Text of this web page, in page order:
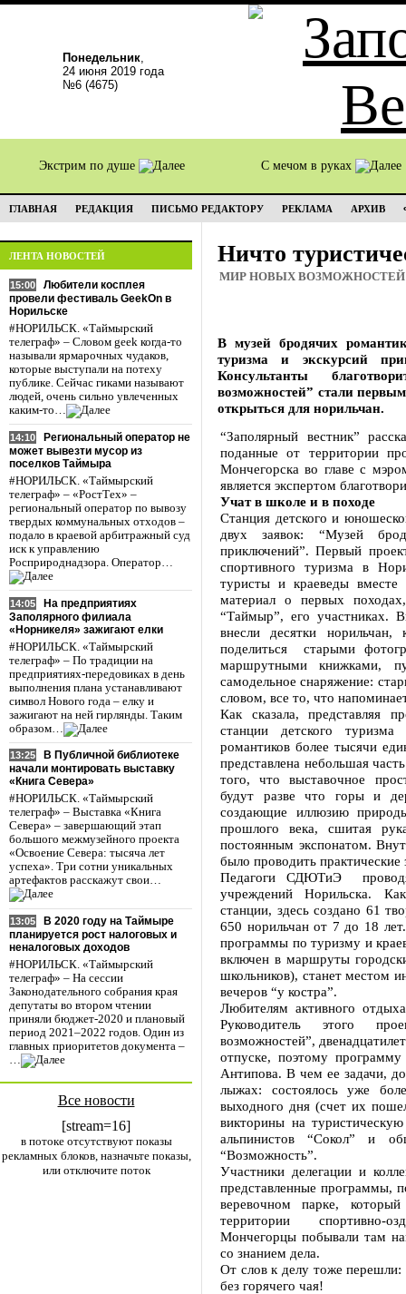
Понедельник,
24 июня 2019 года
№6 (4675)
Экстрим по душе С мечом в руках
ГЛАВНАЯ РЕДАКЦИЯ ПИСЬМО РЕДАКТОРУ РЕКЛАМА АРХИВ
ЛЕНТА НОВОСТЕЙ
15:00
Любители косплея
провели фестиваль GeekOn в
Норильске
#НОРИЛЬСК. «Таймырский
телеграф» – Словом geek когда-то
называли ярмарочных чудаков,
которые выступали на потеху
публике. Сейчас гиками называют
людей, очень сильно увлеченных
каким-то…
14:10
Региональный оператор не
может вывезти мусор из
поселков Таймыра
#НОРИЛЬСК. «Таймырский
телеграф» – «РостТех» –
региональный оператор по вывозу
твердых коммунальных отходов –
подало в краевой арбитражный суд
иск к управлению
Росприроднадзора. Оператор…
14:05
На предприятиях
Заполярного филиала
«Норникеля» зажигают елки
#НОРИЛЬСК. «Таймырский
телеграф» – По традиции на
предприятиях-передовиках в день
выполнения плана устанавливают
символ Нового года – елку и
зажигают на ней гирлянды. Таким
образом…
13:25
В Публичной библиотеке
начали монтировать выставку
«Книга Севера»
#НОРИЛЬСК. «Таймырский
телеграф» – Выставка «Книга
Севера» – завершающий этап
большого межмузейного проекта
«Освоение Севера: тысяча лет
успеха». Три сотни уникальных
артефактов расскажут свои…
13:05
В 2020 году на Таймыре
планируется рост налоговых и
неналоговых доходов
#НОРИЛЬСК. «Таймырский
телеграф» – На сессии
Законодательного собрания края
депутаты во втором чтении
приняли бюджет-2020 и плановый
период 2021–2022 годов. Один из
главных приоритетов документа –
…
Все новости
[stream=16]
в потоке отсутствуют показы
рекламных блоков, назначьте показы,
или отключите поток
Ничто
МИР НОВЫХ ВОЗМОЖНОСТЕЙ
В музей бродячих
туризма и экскурсий
Консультанты
возможностей” стали
открыться для норильчан.
“Заполярный вестник”
поданные от территории
Мончегорска во главе с
является экспертом
Учат в школе и в походе
Станция детского и
двух заявок: “Музей
приключений”. Первый
спортивного туризма в
туристы и краеведы
материал о первых
“Таймыр”, его участниках.
внесли десятки
поделиться старыми
маршрутными книжками,
самодельное снаряжение:
словом, все то, что
Как сказала, представляя
станции детского
романтиков более тысячи
представлена небольшая
того, что выставочное
будут разве что горы и
создающие иллюзию
прошлого века, сшитая
постоянным экспонатом.
было проводить
Педагоги СДЮТиЭ
учреждений Норильска.
станции, здесь создано 61
650 норильчан от 7 до 18
программы по туризму и
включен в маршруты
школьников), станет местом
вечеров “у костра”.
Любителям активного
Руководитель этого
возможностей”,
отпуске, поэтому программу
Антипова. В чем ее задачи,
лыжах: состоялось уже
выходного дня (счет их
викторины на
альпинистов “Сокол” и
“Возможность”.
Участники делегации и
представленные программы,
веревочном парке,
территории спортивно-
Мончегорцы побывали там
со знанием дела.
От слов к делу тоже
без горячего чая!